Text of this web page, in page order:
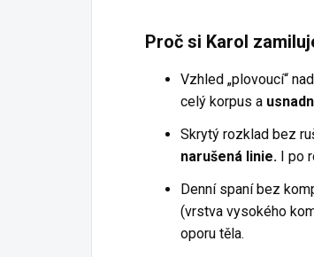
Proč si Karol
Vzhled „plovoucí“
celý korpus a
Skrytý rozklad bez
narušená linie. I po
Denní spaní bez
(vrstva vysokého
oporu těla.